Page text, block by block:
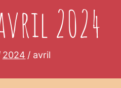
2024
2024 avril